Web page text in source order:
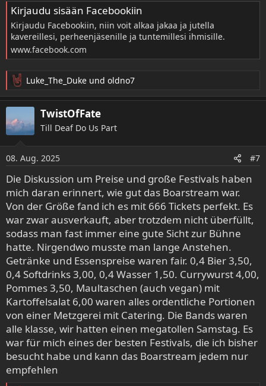
Kirjaudu sisään Facebookiin
Kirjaudu Facebookiin, niin voit alkaa jakaa ja jutella
kavereillesi, perheenjäsenille ja tuntemillesi ihmisille.
www.facebook.com
R
e
a
k
t
o
n
e
n
:
Luke_The_Duke und oldno7
TwistOfFate
Till Deaf Do Us Part
08. Aug. 2025 #7
Die Diskussion um Preise und große Festivals haben
mich daran erinnert, wie gut das Boarstream war.
Von der Größe fand ich es mit 666 Tickets perfekt. Es
war zwar ausverkauft, aber trotzdem nicht überfüllt,
sodass man fast immer eine gute Sicht zur Bühne
hatte. Nirgendwo musste man lange Anstehen.
Getränke und Essenspreise waren fair. 0,4 Bier 3,50,
0,4 Softdrinks 3,00, 0,4 Wasser 1,50. Currywurst 4,00,
Pommes 3,50, Maultaschen (auch vegan) mit
Kartoffelsalat 6,00 waren alles ordentliche Portionen
von einer Metzgerei mit Catering. Die Bands waren
alle klasse, wir hatten einen megatollen Samstag. Es
war für mich eines der besten Festivals, die ich bisher
besucht habe und kann das Boarstream jedem nur
empfehlen